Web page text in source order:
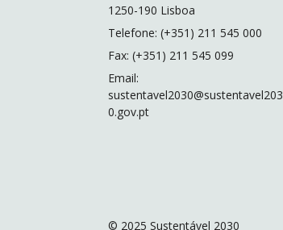
1250-190 Lisboa
Telefone: (+351) 211 545 000
Fax: (+351) 211 545 099
Email:
sustentavel2030@sustentavel203
0.gov.pt
© 2025 Sustentável 2030